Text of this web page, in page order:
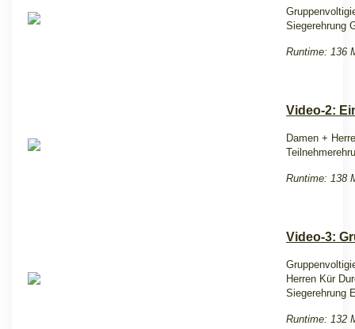
Siegerehrung
Runtime: 136
Video-2:
Damen +
Runtime: 138
Video-3:
Herren Kür
Siegerehrung
Runtime: 132